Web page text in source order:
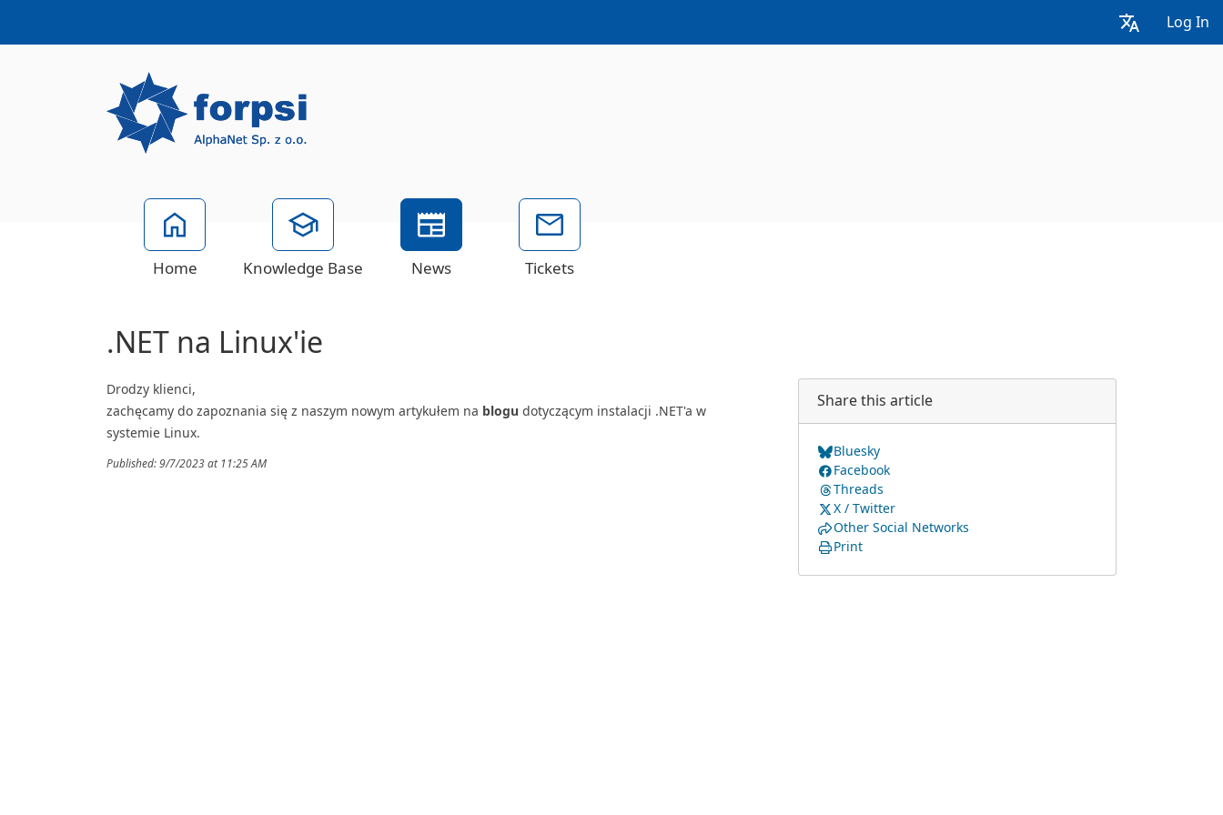
Log In
Home Knowledge Base News Tickets
.NET na Linux'ie
Drodzy klienci,
zachęcamy do zapoznania się z naszym nowym artykułem na blogu dotyczącym instalacji .NET'a w
systemie Linux.
Published: 9/7/2023 at 11:25 AM
Share this article
Bluesky
Facebook
Threads
X / Twitter
Other Social Networks
Print